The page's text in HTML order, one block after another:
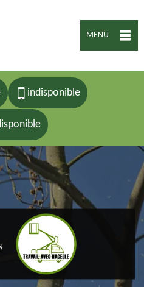
MENU
indisponible